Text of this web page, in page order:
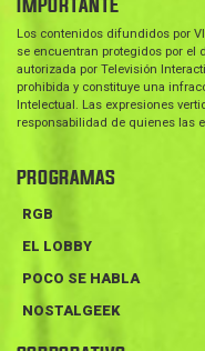
IMPORTANTE
Los contenidos difundidos por
se encuentran protegidos por el
autorizada por Televisión
prohibida y constituye una
Intelectual. Las expresiones
responsabilidad de quienes las
PROGRAMAS
RGB
EL LOBBY
POCO SE HABLA
NOSTALGEEK